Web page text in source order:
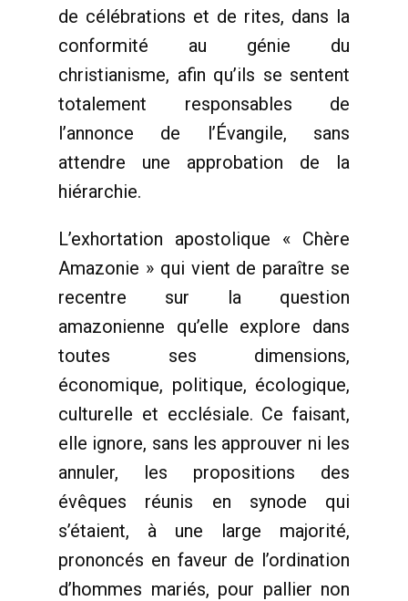
de célébrations et de rites, dans la
conformité au génie du
christianisme, afin qu’ils se sentent
totalement responsables de
l’annonce de l’Évangile, sans
attendre une approbation de la
hiérarchie.
L’exhortation apostolique « Chère
Amazonie » qui vient de paraître se
recentre sur la question
amazonienne qu’elle explore dans
toutes ses dimensions,
économique, politique, écologique,
culturelle et ecclésiale. Ce faisant,
elle ignore, sans les approuver ni les
annuler, les propositions des
évêques réunis en synode qui
s’étaient, à une large majorité,
prononcés en faveur de l’ordination
d’hommes mariés, pour pallier non